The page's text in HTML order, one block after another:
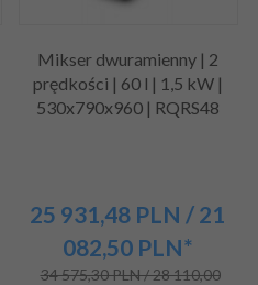
Mikser dwuramienny | 2
prędkości | 60 l | 1,5 kW |
530x790x960 | RQRS48
25 931,48 PLN / 21
082,50 PLN*
34 575,30 PLN / 28 110,00